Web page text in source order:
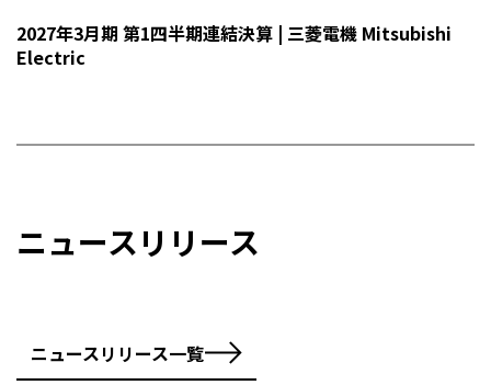
2027年3月期 第1四半期連結決算 | 三菱電機 Mitsubishi
Electric
ニュースリリース
ニュースリリース一覧